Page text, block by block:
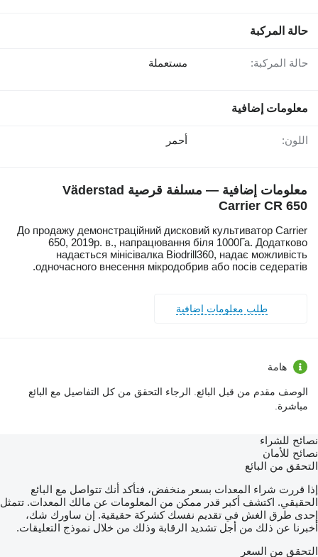
حالة المركبة
حالة المركبة: مستعملة
معلومات إضافية
اللون: أحمر
معلومات إضافية — مسلفة قرصية Väderstad
Carrier CR 650
До продажу демонстраційний дисковий культиватор Carrier
650, 2019р. в., напрацювання біля 1000Га. Додатково
надається мінісівалка Biodrill360, надає можливість
одночасного внесення мікродобрив або посів седератів.
طلب معلومات إضافية
هامة
الوصف مقدم من قبل البائع. الرجاء التحقق من كل التفاصيل مع البائع
مباشرة.
نصائح للشراء
نصائح للأمان
التحقق من البائع
إذا قررت شراء المعدات بسعر منخفض، فتأكد أنك تتواصل مع البائع
الحقيقي. اكتشف أكبر قدر ممكن من المعلومات عن مالك المعدات. تتمثل
إحدى طرق الغش في تقديم نفسك كشركة حقيقية. إن ساورك شك،
أخبرنا عن ذلك من أجل تشديد الرقابة وذلك من خلال نموذج التعليقات.
التحقق من السعر